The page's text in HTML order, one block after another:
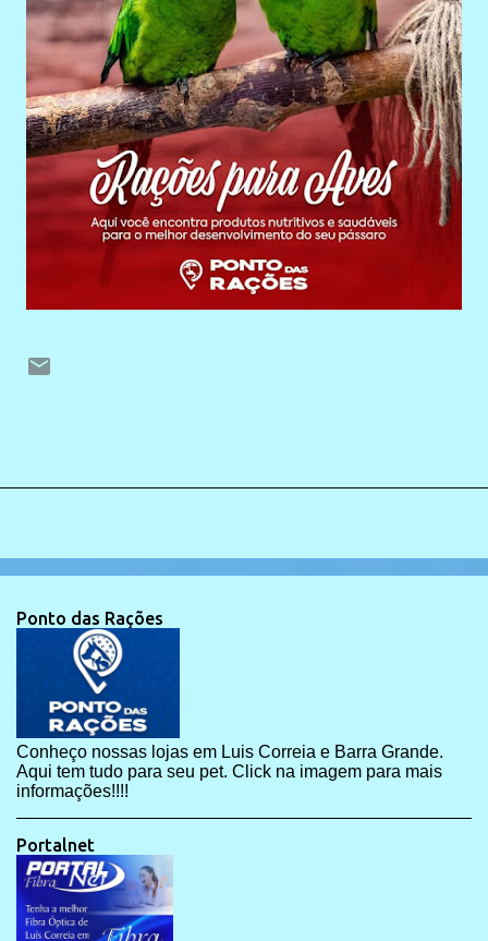
Ponto das Rações
Conheço nossas lojas em Luis Correia e Barra Grande.
Aqui tem tudo para seu pet. Click na imagem para mais
informações!!!!
Portalnet